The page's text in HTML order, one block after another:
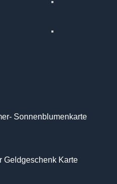
Sonnenblumenkarte
Geldgeschenk Karte